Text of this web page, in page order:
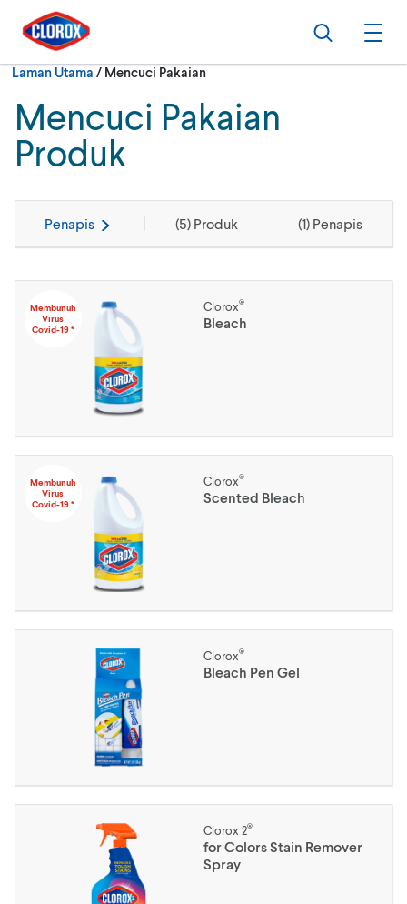
Langkau ke navigasi utama
Langkau ke kandungan
Langkau ke pengaki
Cari
Laman Utama /Semasa:
Mencuci Pakaian
Mencuci Pakaian
Produk
Penapis (5) Produk (1) Penapis
Membunuh
Virus
Covid-19 *
Clorox®
Bleach
Membunuh
Virus
Covid-19 *
Clorox®
Scented Bleach
Clorox®
Bleach Pen Gel
Clorox 2®
for Colors Stain Remover
Spray